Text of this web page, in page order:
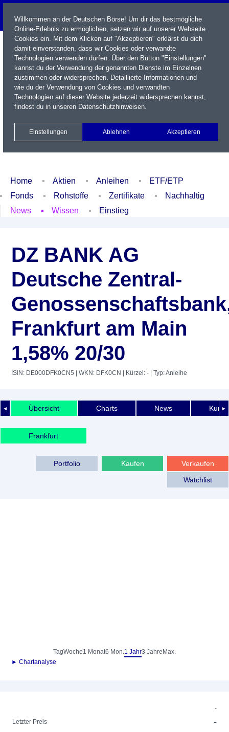
Name / WKN / ISIN / Kürzel
Newsletter Kontakt
Xetra Realtime
Watchlist Portfolio Login
Home Aktien Anleihen
ETF/ETP
Fonds
Rohstoffe Zertifikate
Nachhaltig
News
Wissen Einstieg
DZ BANK AG
Deutsche Zentral-
Frankfurt am Main
1,58% 20/30
ISIN: DE000DFK0CN5 | WKN: DFK0CN | Kürzel: - | Typ: Anleihe
◄ ►
Übersicht Charts News
Frankfurt
Verkaufen
Kaufen
Portfolio
Watchlist
TagWoche1 Monat6 Mon.1 Jahr3 Jahre Max.
► Chartanalyse
-
Letzter Preis
-
Willkommen an der Deutschen Börse! Um dir das bestmögliche
Online-Erlebnis zu ermöglichen, setzen wir auf unserer Webseite
Cookies ein. Mit dem Klicken auf "Akzeptieren" erklärst du dich
damit einverstanden, dass wir Cookies oder verwandte
Technologien verwenden dürfen. Über den Button "Einstellungen"
kannst du der Verwendung der genannten Dienste im Einzelnen
zustimmen oder widersprechen. Detaillierte Informationen und
wie du der Verwendung von Cookies und verwandten
Technologien auf dieser Website jederzeit widersprechen kannst,
findest du in unseren Datenschutzhinweisen.
Einstellungen Ablehnen Akzeptieren